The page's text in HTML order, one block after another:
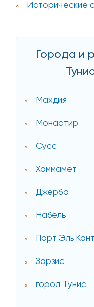
Исторические
Города и
Махдия
Монастир
Сусс
Хаммамет
Джерба
Набель
Порт Эль
Зарзис
город Тунис